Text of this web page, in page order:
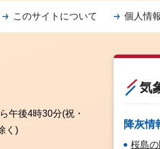
このサイトについて 個人情
午後4時30分(祝・
く)
気
降灰情
桜島の